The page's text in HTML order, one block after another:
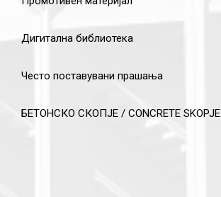
Дигитална библиотека
Често поставувани прашања
БЕТОНСКО СКОПЈЕ / CONCRETE SKOPJE